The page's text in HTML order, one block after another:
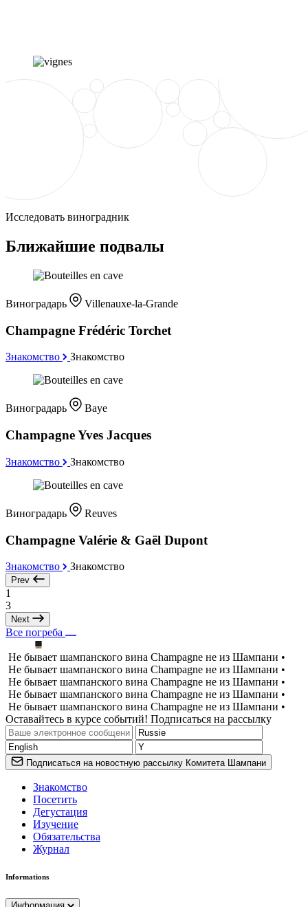
Исследовать виноградник
Ближайшие подвалы
Виноградарь Villenauxe-la-Grande
Champagne Frédéric Torchet
Знакомство Знакомство
Виноградарь Baye
Champagne Yves Jacques
Знакомство Знакомство
Виноградарь Reuves
Champagne Valérie & Gaël Dupont
Знакомство Знакомство
Prev
1
3
Next
Все погреба
Не бывает шампанского вина Champagne не из Шампани •
Не бывает шампанского вина Champagne не из Шампани •
Не бывает шампанского вина Champagne не из Шампани •
Не бывает шампанского вина Champagne не из Шампани •
Не бывает шампанского вина Champagne не из Шампани •
Оставайтесь в курсе событий! Подписаться на рассылку
Подписаться на новостную рассылку Комитета Шампани
Знакомство
Посетить
Дегустация
Изучение
Обязательства
Журнал
Informations